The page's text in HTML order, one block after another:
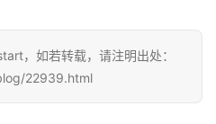
，如若转载，请注明出处：
22939.html